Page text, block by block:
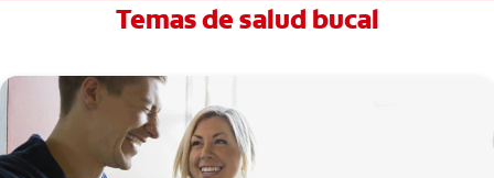
Temas de salud bucal